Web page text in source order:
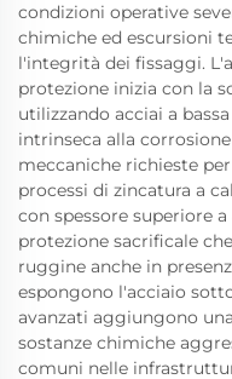
condizioni operative
chimiche ed escursioni
l'integrità dei fissaggi.
protezione inizia con la
utilizzando acciai a
intrinseca alla
meccaniche richieste
processi di zincatura a
con spessore superiore
protezione sacrificale
ruggine anche in
espongono l'acciaio
avanzati aggiungono
sostanze chimiche
comuni nelle